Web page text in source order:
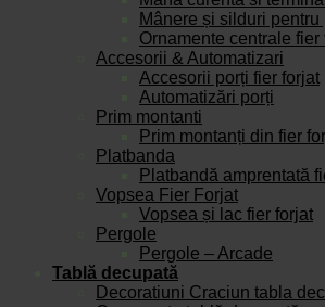
Mânere și silduri pentru
Ornamente centrale fier
Accesorii & Automatizari
Accesorii porți fier forjat
Automatizări porți
Prim montanti
Prim montanți din fier
Platbanda
Platbandă amprentată
Vopsea Fier Forjat
Vopsea și lac fier forjat
Pergole
Pergole – Arcade
Tablă decupată
Decoratiuni Craciun tabla